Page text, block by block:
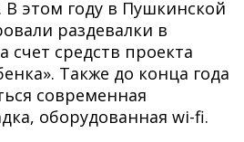
В этом году в Пушкинской
раздевалки в
счет средств проекта
Также до конца года
современная
оборудованная wi-fi.